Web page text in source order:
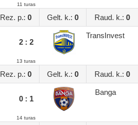
11 turas
Rez. p.: 0 Gelt. k.: 0 Raud. k.: 0
2 : 2
TransInvest
13 turas
Rez. p.: 0 Gelt. k.: 0 Raud. k.: 0
0 : 1
Banga
14 turas